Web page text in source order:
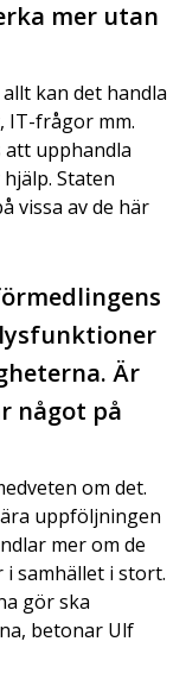
mer utan
kan det handla
IT-frågor mm.
att upphandla
Staten
vissa av de här
Är
något på
om det.
uppföljningen
mer om de
i samhället i stort.
gör ska
betonar Ulf